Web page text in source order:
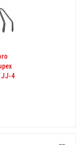
JJ-4